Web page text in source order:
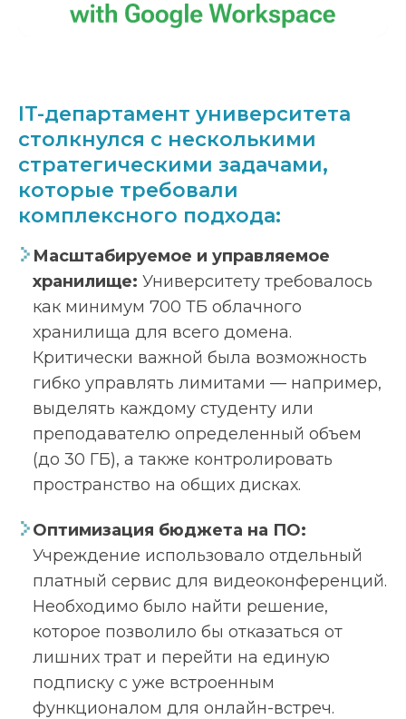
IT-департамент университета
столкнулся с несколькими
стратегическими задачами,
которые требовали
комплексного подхода:
Масштабируемое и управляемое
хранилище: Университету требовалось
как минимум 700 ТБ облачного
хранилища для всего домена.
Критически важной была возможность
гибко управлять лимитами — например,
выделять каждому студенту или
преподавателю определенный объем
(до 30 ГБ), а также контролировать
пространство на общих дисках.
Оптимизация бюджета на ПО:
Учреждение использовало отдельный
платный сервис для видеоконференций.
Необходимо было найти решение,
которое позволило бы отказаться от
лишних трат и перейти на единую
подписку с уже встроенным
функционалом для онлайн-встреч.